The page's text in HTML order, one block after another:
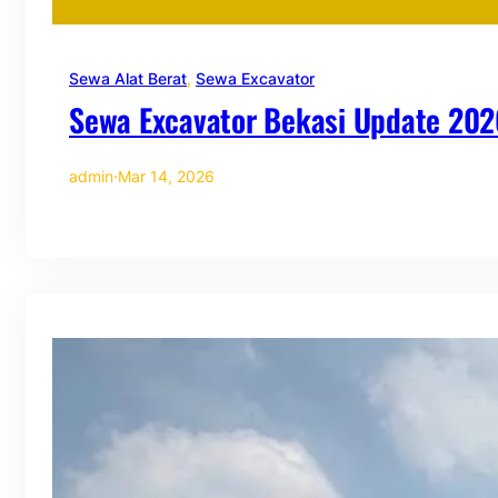
Sewa Alat Berat, Sewa Excavator
Sewa Excavator Bekasi Update
admin·Mar 14, 2026